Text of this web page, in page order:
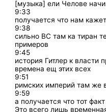
[музыка] ели Челове
9:33
получается что нам
9:38
сильно ВС там ка тиран
примеров
9:45
история Гитлер к власти
времена ещ этих всех
9:51
римских империй там же
9:59
а получается что тот
Это всего лишь